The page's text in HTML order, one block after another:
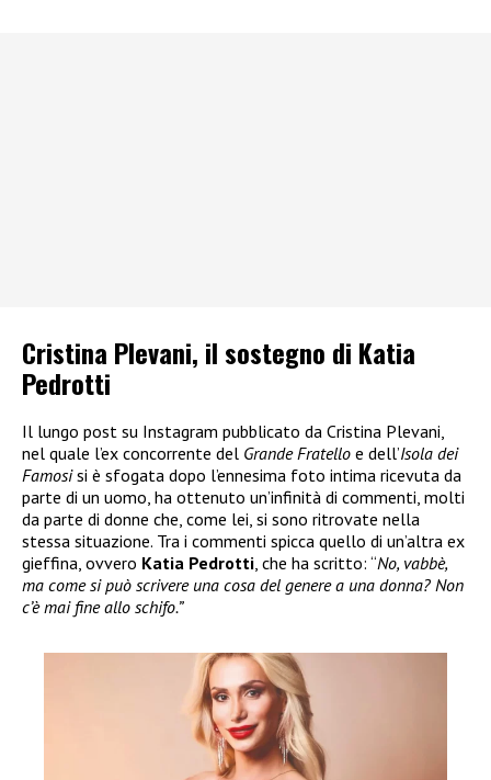
Cristina Plevani, il sostegno di Katia
Pedrotti
Il lungo post su Instagram pubblicato da Cristina Plevani,
nel quale l’ex concorrente del Grande Fratello e dell’Isola dei
Famosisi è sfogata dopo l’ennesima foto intima ricevuta da
parte di un uomo, ha ottenuto un’infinità di commenti, molti
da parte di donne che, come lei, si sono ritrovate nella
stessa situazione. Tra i commenti spicca quello di un’altra ex
gieffina, ovvero Katia Pedrotti , che ha scritto: “No, vabbè,
ma come si può scrivere una cosa del genere a una donna? Non
c’è mai fine allo schifo.”